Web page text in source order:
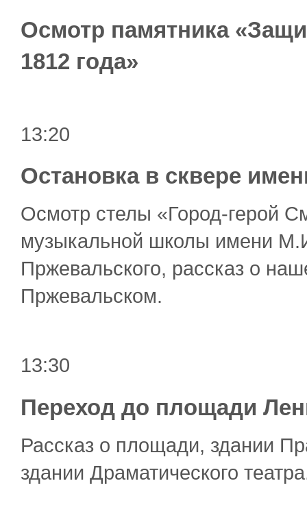
Осмотр памятника
1812 года»
13:20
Остановка в сквере
Осмотр стелы «Город-герой
музыкальной школы имени
Пржевальского, рассказ о
Пржевальском.
13:30
Переход до площади
Рассказ о площади, здании
здании Драматического